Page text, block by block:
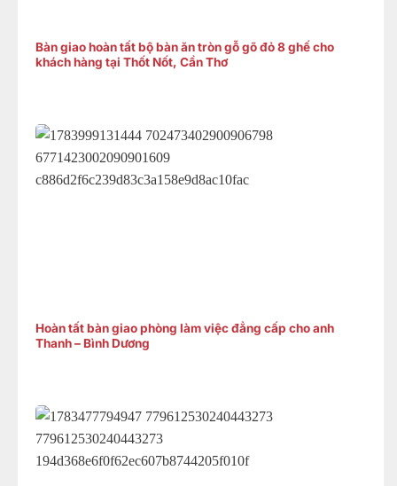
Bàn giao hoàn tất bộ bàn ăn tròn gỗ gõ đỏ 8 ghế cho
khách hàng tại Thốt Nốt, Cần Thơ
Hoàn tất bàn giao phòng làm việc đẳng cấp cho anh
Thanh – Bình Dương